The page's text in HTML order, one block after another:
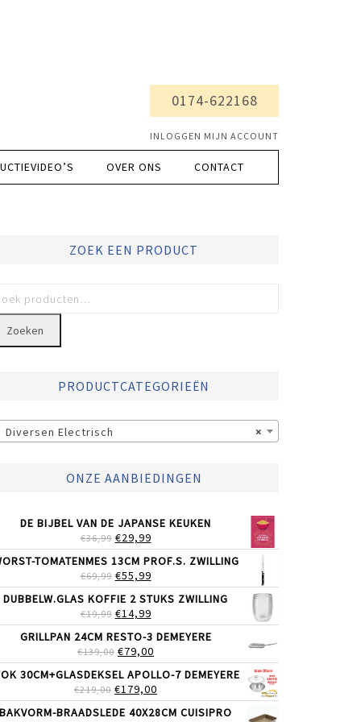
0174-622168
INLOGGEN MIJN ACCOUNT
OVER ONS CONTACT
ZOEK EEN PRODUCT
Zoeken
PRODUCTCATEGORIEËN
×
Diversen Electrisch
ONZE AANBIEDINGEN
DE BIJBEL VAN DE JAPANSE KEUKEN
€36,99 OORSPRONKELIJKE
PRIJS
WAS:
€36,99.
€29,99HUIDIGE
PRIJS
IS:
€29,99.
TOMATENMES 13CM PROF.S. ZWILLING
€69,99 OORSPRONKELIJKE
PRIJS
WAS:
€69,99.
€55,99HUIDIGE
PRIJS
IS:
€55,99.
DUBBELW.GLAS KOFFIE 2 STUKS ZWILLING
€19,99 OORSPRONKELIJKE
PRIJS
WAS:
€19,99.
€14,99HUIDIGE
PRIJS
IS:
€14,99.
GRILLPAN 24CM RESTO-3 DEMEYERE
€139,00 OORSPRONKELIJKE
PRIJS
WAS:
€139,00.
€79,00
PRIJS
IS:
€79,00.
30CM+GLASDEKSEL APOLLO-7 DEMEYERE
€219,00 OORSPRONKELIJKE
PRIJS
WAS:
€179,00
PRIJS
IS:
BAKVORM-BRAADSLEDE 40X28CM CUISIPRO